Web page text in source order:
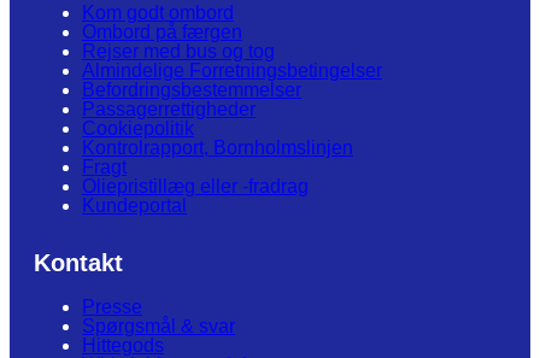
Kom godt ombord
Ombord på færgen
Rejser med bus og tog
Almindelige Forretningsbetingelser
Befordringsbestemmelser
Passagerrettigheder
Cookiepolitik
Kontrolrapport, Bornholmslinjen
Fragt
Oliepristillæg eller -fradrag
Kundeportal
Kontakt
Presse
Spørgsmål & svar
Hittegods